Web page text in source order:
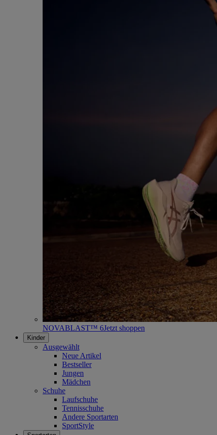
NOVABLAST™ 6Jetzt shoppen
Kinder
Ausgewählt
Neue Artikel
Bestseller
Jungen
Mädchen
Schuhe
Laufschuhe
Tennisschuhe
Andere Sportarten
SportStyle